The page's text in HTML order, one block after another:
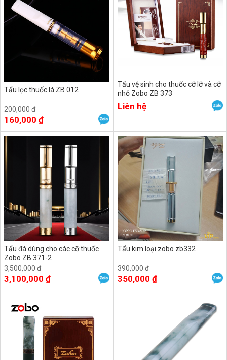
Tẩu lọc thuốc lá ZB 012
200,000 đ
160,000 ₫
Tẩu vệ sinh cho thuốc cỡ lỡ và cỡ
nhỏ Zobo ZB 373
Liên hệ
Tẩu đá dùng cho các cỡ thuốc
Zobo ZB 371-2
3,500,000 đ
3,100,000 ₫
Tẩu kim loại zobo zb332
390,000 đ
350,000 ₫